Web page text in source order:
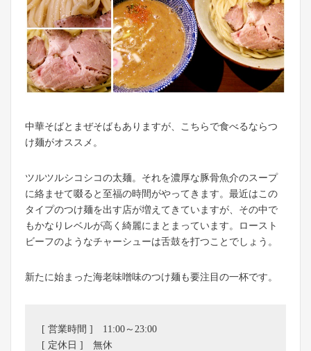
中華そばとまぜそばもありますが、こちらで食べるならつ
け麺がオススメ。
ツルツルシコシコの太麺。それを濃厚な豚骨魚介のスープ
に絡ませて啜ると至福の時間がやってきます。最近はこの
タイプのつけ麺を出す店が増えてきていますが、その中で
もかなりレベルが高く綺麗にまとまっています。ロースト
ビーフのようなチャーシューは舌鼓を打つことでしょう。
新たに始まった海老味噌味のつけ麺も要注目の一杯です。
[ 営業時間 ] 11:00～23:00
[ 定休日 ] 無休